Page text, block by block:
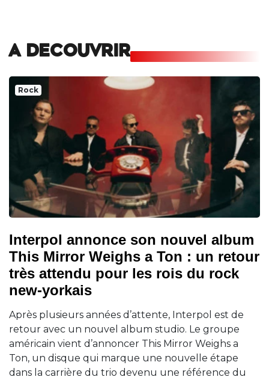
A DECOUVRIR
Rock
Interpol annonce son nouvel album
This Mirror Weighs a Ton : un retour
très attendu pour les rois du rock
new-yorkais
Après plusieurs années d’attente, Interpol est de
retour avec un nouvel album studio. Le groupe
américain vient d’annoncer This Mirror Weighs a
Ton, un disque qui marque une nouvelle étape
dans la carrière du trio devenu une référence du